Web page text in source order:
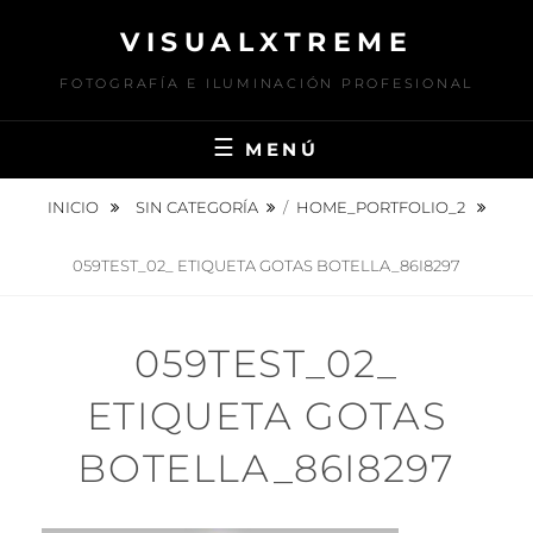
contenido
VISUALXTREME
FOTOGRAFÍA E ILUMINACIÓN PROFESIONAL
MENÚ
INICIO SIN CATEGORÍA / HOME_PORTFOLIO_2
059TEST_02_ ETIQUETA GOTAS BOTELLA_86I8297
059TEST_02_
ETIQUETA GOTAS
BOTELLA_86I8297